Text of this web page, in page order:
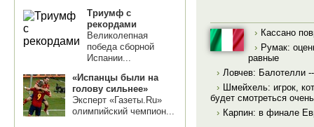
Триумф с
рекордами
Великолепная
победа сборной
Испании...
«Испанцы были на
голову сильнее»
Эксперт «Газеты.Ru»
олимпийский чемпион...
› Кассано
› Румак:
равные
› Ловчев: Балотелли
›
Шмейхель: игрок,
будет смотреться
› Карпин: в финале